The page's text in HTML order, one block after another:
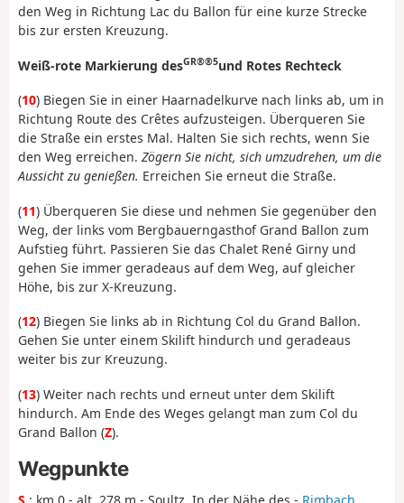
den Weg in Richtung Lac du Ballon für eine kurze Strecke
bis zur ersten Kreuzung.
Weiß-rote Markierung desGR®®5und Rotes Rechteck
(10) Biegen Sie in einer Haarnadelkurve nach links ab, um in
Richtung Route des Crêtes aufzusteigen. Überqueren Sie
die Straße ein erstes Mal. Halten Sie sich rechts, wenn Sie
den Weg erreichen. Zögern Sie nicht, sich umzudrehen, um die
Aussicht zu genießen. Erreichen Sie erneut die Straße.
(11) Überqueren Sie diese und nehmen Sie gegenüber den
Weg, der links vom Bergbauerngasthof Grand Ballon zum
Aufstieg führt. Passieren Sie das Chalet René Girny und
gehen Sie immer geradeaus auf dem Weg, auf gleicher
Höhe, bis zur X-Kreuzung.
(12) Biegen Sie links ab in Richtung Col du Grand Ballon.
Gehen Sie unter einem Skilift hindurch und geradeaus
weiter bis zur Kreuzung.
(13) Weiter nach rechts und erneut unter dem Skilift
hindurch. Am Ende des Weges gelangt man zum Col du
Grand Ballon (Z).
Wegpunkte